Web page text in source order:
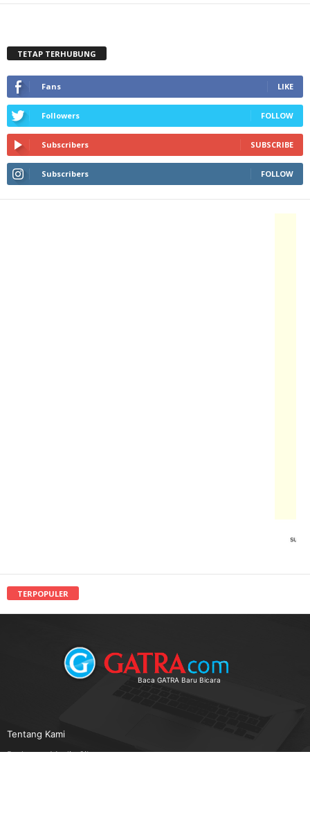
TETAP TERHUBUNG
Fans LIKE
Followers FOLLOW
Subscribers SUBSCRIBE
Subscribers FOLLOW
TERPOPULER
Baca GATRA Baru Bicara
Tentang Kami
Pedoman Media Siber